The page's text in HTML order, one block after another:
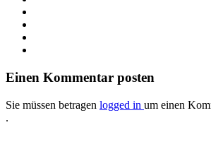
Einen Kommentar posten
Sie müssen betragen logged in um einen
.